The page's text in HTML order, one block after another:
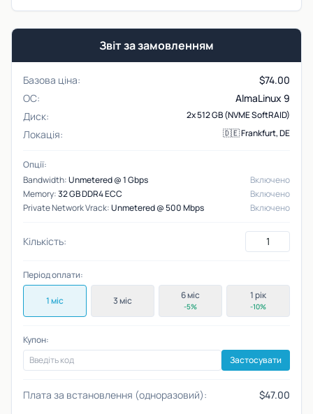
Звіт за замовленням
Базова ціна: $74.00
ОС:
AlmaLinux 9
Диск:
2x 512 GB (NVME SoftRAID)
Локація: 🇩🇪 Frankfurt, DE
Опції:
Bandwidth:Unmetered @ 1 Gbps
Включено
Memory:32 GB DDR4 ECC
Включено
Private Network Vrack:Unmetered @ 500 Mbps Включено
Кількість:
Період оплати:
1 міс 3 міс 6 міс
-5%
1 рік
-10%
Купон:
Застосувати
Плата за встановлення (одноразовий): $47.00